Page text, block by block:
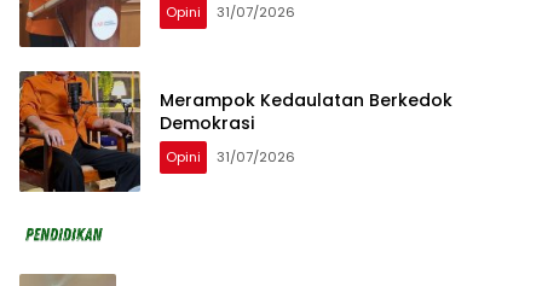
Opini 31/07/2026
Merampok Kedaulatan Berkedok
Demokrasi
Opini 31/07/2026